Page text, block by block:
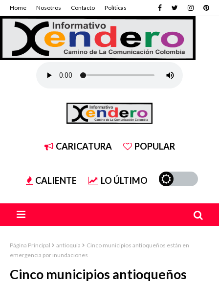
Home Nosotros Contacto Políticas
CARICATURA POPULAR
CALIENTE LO ÚLTIMO
Página Principal antioquia
Cinco municipios antioqueños están en
emergencia por inundaciones
Cinco municipios antioqueños